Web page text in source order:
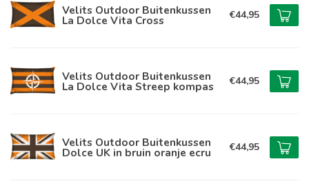
Velits Outdoor Buitenkussen
La Dolce Vita Cross €44,95
Velits Outdoor Buitenkussen
La Dolce Vita Streep kompas €44,95
Velits Outdoor Buitenkussen
Dolce UK in bruin oranje ecru €44,95